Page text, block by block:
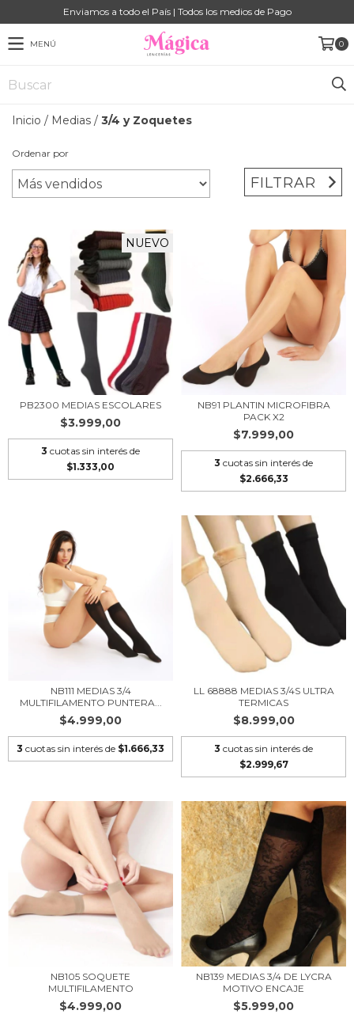
Enviamos a todo el País | Todos los medios de Pago
MENÚ 0
Inicio / Medias / 3/4 y Zoquetes
Ordenar por
FILTRAR
NUEVO
PB2300 MEDIAS ESCOLARES
$3.999,00
3 cuotas sin interés de
$1.333,00
NB91 PLANTIN MICROFIBRA
PACK X2
$7.999,00
3 cuotas sin interés de
$2.666,33
NB111 MEDIAS 3/4
MULTIFILAMENTO PUNTERA...
$4.999,00
3 cuotas sin interés de $1.666,33
LL 68888 MEDIAS 3/4S ULTRA
TERMICAS
$8.999,00
3 cuotas sin interés de
$2.999,67
NB105 SOQUETE
MULTIFILAMENTO
$4.999,00
NB139 MEDIAS 3/4 DE LYCRA
MOTIVO ENCAJE
$5.999,00